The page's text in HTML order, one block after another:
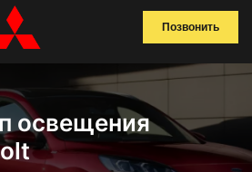
Позвонить
освещения